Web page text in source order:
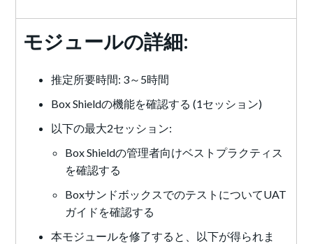
モジュールの詳細:
推定所要時間: 3～5時間
Box Shieldの機能を確認する (1セッション)
以下の最大2セッション:
Box Shieldの管理者向けベストプラクティス
を確認する
BoxサンドボックスでのテストについてUAT
ガイドを確認する
本モジュールを修了すると、以下が得られま